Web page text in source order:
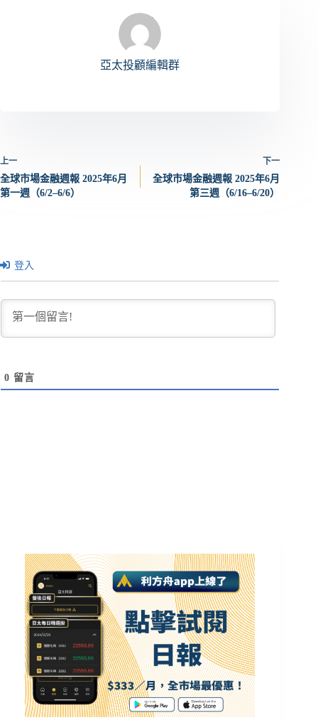
亞太投顧編輯群
上一
全球市場金融週報 2025年6月
第一週（6/2–6/6）
下一
全球市場金融週報 2025年6月
第三週（6/16–6/20）
登入
0 留言